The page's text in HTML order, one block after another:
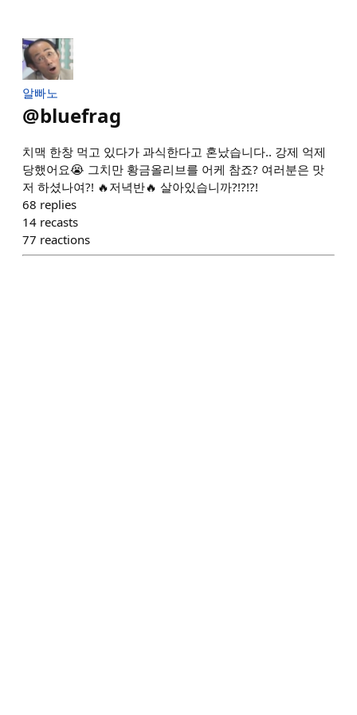
알빠노
@bluefrag
치맥 한창 먹고 있다가 과식한다고 혼났습니다.. 강제 억제
당했어요😭 그치만 황금올리브를 어케 참죠? 여러분은 맛
저 하셨나여?! 🔥저녁반🔥 살아있습니까?!?!?!
68 replies
14 recasts
77 reactions